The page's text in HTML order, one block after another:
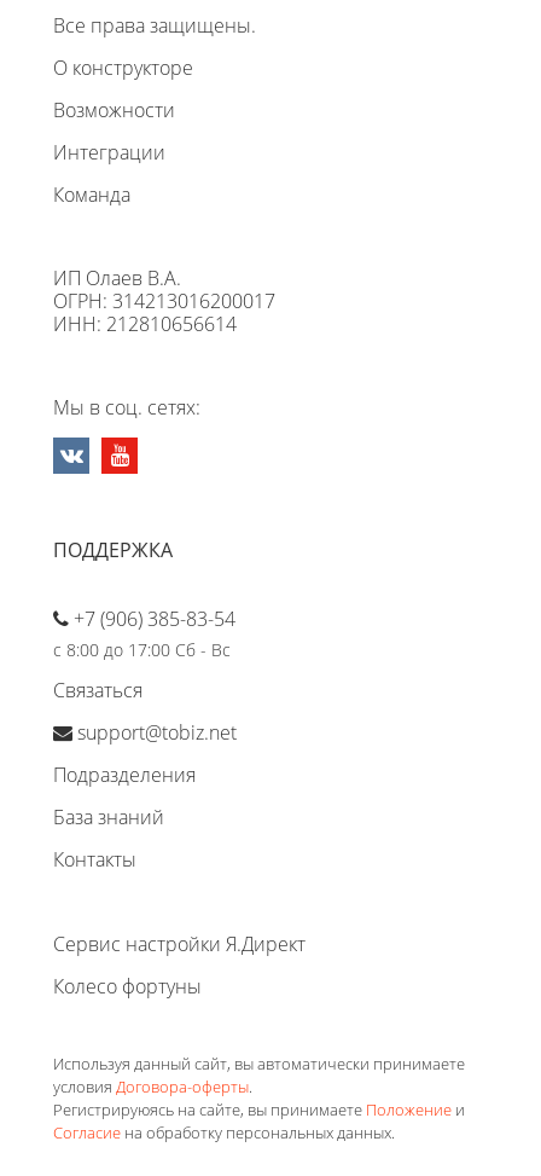
Все права защищены.
О конструкторе
Возможности
Интеграции
Команда
ИП Олаев В.А.
ОГРН: 314213016200017
ИНН: 212810656614
Мы в соц. сетях:
ПОДДЕРЖКА
+7 (906) 385-83-54
с 8:00 до 17:00 Сб - Вс
Связаться
support@tobiz.net
Подразделения
База знаний
Контакты
Сервис настройки Я.Директ
Колесо фортуны
Используя данный сайт, вы автоматически принимаете
условия Договора-оферты.
Регистрируюясь на сайте, вы принимаете Положение и
Согласие на обработку персональных данных.